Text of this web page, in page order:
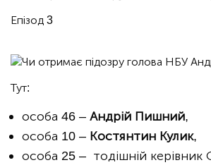
Епізод 3
Тут:
особа 46 – Андрій Пишний,
особа 10 – Костянтин Кулик,
особа 25 – тодішній керівник